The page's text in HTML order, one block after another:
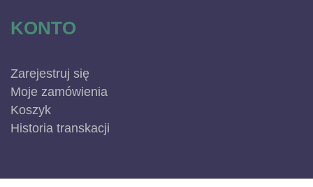
KONTO
Zarejestruj się
Moje zamówienia
Koszyk
Historia transkacji